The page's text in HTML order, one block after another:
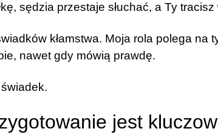
sędzia przestaje słuchać, a Ty
kłamstwa. Moja rola polega na
nawet gdy mówią prawdę.
jest